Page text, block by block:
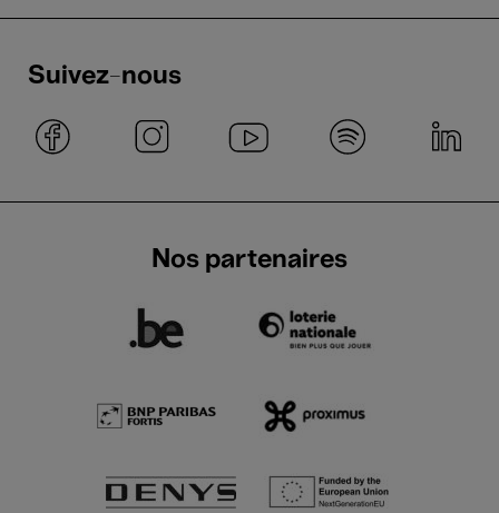
Suivez-nous
Nos partenaires